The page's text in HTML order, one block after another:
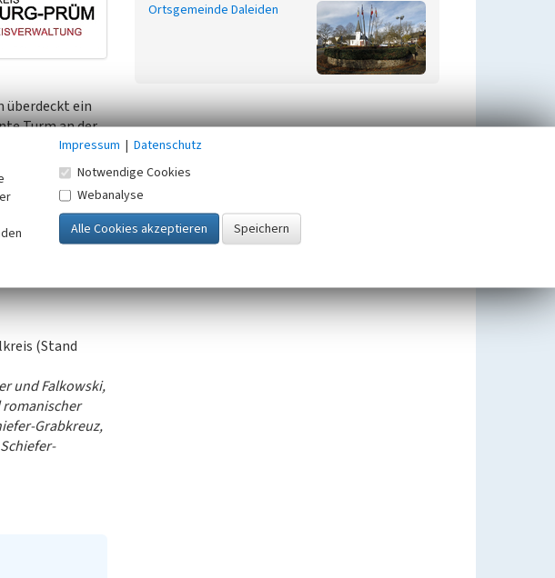
überdeckt ein
Turm an der
Taufe in den
Gebäudeteile
bilden.
(Stand
und Falkowski,
romanischer
Grabkreuz,
Ortsgemeinde Daleiden
Impressum | Datenschutz
Notwendige Cookies
Webanalyse